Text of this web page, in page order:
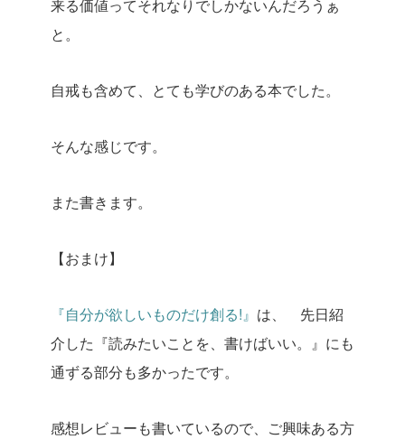
来る価値ってそれなりでしかないんだろうぁ
と。
自戒も含めて、とても学びのある本でした。
そんな感じです。
また書きます。
【おまけ】
『自分が欲しいものだけ創る!』 は、 先日紹
介した『読みたいことを、書けばいい。』にも
通ずる部分も多かったです。
感想レビューも書いているので、ご興味ある方